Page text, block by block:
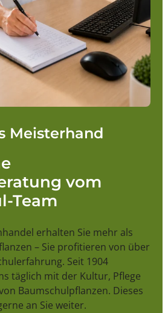
Meisterhand
vom
Team
erhalten Sie mehr als
– Sie profitieren von über
Seit 1904
täglich mit der Kultur, Pflege
Baumschulpflanzen. Dieses
an Sie weiter.